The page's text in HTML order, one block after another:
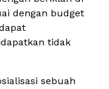
dengan budget
tidak
sebuah